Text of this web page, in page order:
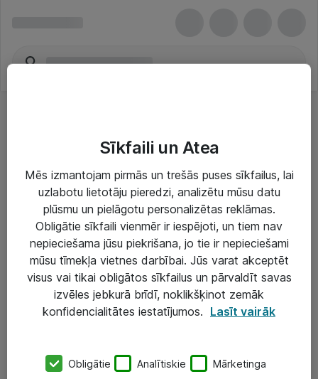
Risinājumi & Pakalpojumi
IT serviss un atbalsts
IT infrastruktūra
Darba vietu IT risinājumi
Serveri un datu centri
SIA „ATEA”
Sīkfaili un Atea
Mēs izmantojam pirmās un trešās puses sīkfailus, lai
uzlabotu lietotāju pieredzi, analizētu mūsu datu
plūsmu un pielāgotu personalizētas reklāmas.
Obligātie sīkfaili vienmēr ir iespējoti, un tiem nav
nepieciešama jūsu piekrišana, jo tie ir nepieciešami
mūsu tīmekļa vietnes darbībai. Jūs varat akceptēt
visus vai tikai obligātos sīkfailus un pārvaldīt savas
izvēles jebkurā brīdī, noklikšķinot zemāk
konfidencialitātes iestatījumos. Lasīt vairāk
Obligātie Analītiskie Mārketinga